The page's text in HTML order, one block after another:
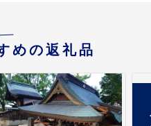
めの返礼品